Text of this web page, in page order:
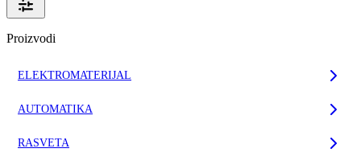
Proizvodi
ELEKTROMATERIJAL
AUTOMATIKA
RASVETA